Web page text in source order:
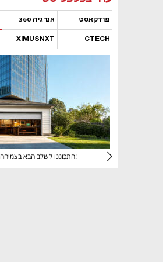
פודקאסט אנרגיה 360
CTECH
XIMUSNXT
התכוננו לשלב הבא בצמיחה שלכם!